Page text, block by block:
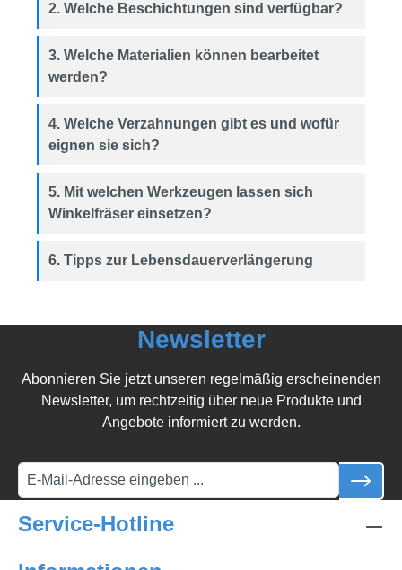
2. Welche Beschichtungen sind verfügbar?
3. Welche Materialien können bearbeitet
werden?
4. Welche Verzahnungen gibt es und wofür
eignen sie sich?
5. Mit welchen Werkzeugen lassen sich
Winkelfräser einsetzen?
6. Tipps zur Lebensdauerverlängerung
Newsletter
Abonnieren Sie jetzt unseren regelmäßig erscheinenden
Newsletter, um rechtzeitig über neue Produkte und
Angebote informiert zu werden.
Service-Hotline